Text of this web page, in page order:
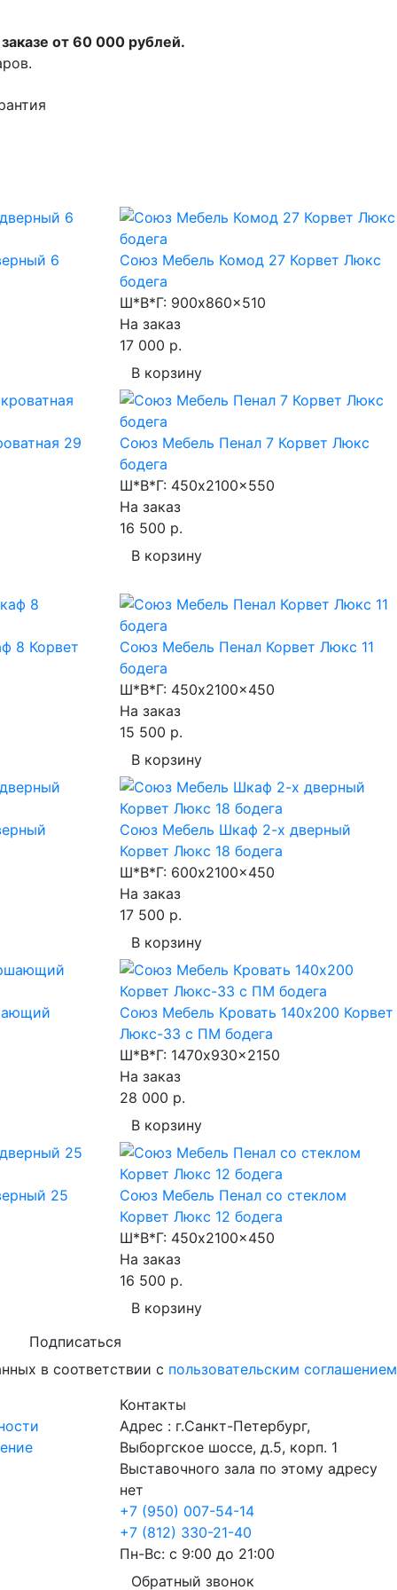
от 60 000 рублей.
6
Союз Мебель Комод 27 Корвет Люкс
бодега
Ш*В*Г:900x860x510
На заказ
17 000 р.
В корзину
29
Союз Мебель Пенал 7 Корвет Люкс
бодега
Ш*В*Г:450x2100x550
На заказ
16 500 р.
В корзину
8 Корвет
Союз Мебель Пенал Корвет Люкс 11
бодега
Ш*В*Г:450x2100x450
На заказ
15 500 р.
В корзину
Союз Мебель Шкаф 2-х дверный
Корвет Люкс 18 бодега
Ш*В*Г:600x2100x450
На заказ
17 500 р.
В корзину
Союз Мебель Кровать 140х200 Корвет
Люкс-33 с ПМ бодега
Ш*В*Г:1470x930x2150
На заказ
28 000 р.
В корзину
25
Союз Мебель Пенал со стеклом
Корвет Люкс 12 бодега
Ш*В*Г:450x2100x450
На заказ
16 500 р.
В корзину
Подписаться
в соответствии с пользовательским соглашением
Контакты
Адрес : г.Санкт-Петербург,
Выборгское шоссе, д.5, корп. 1
Выставочного зала по этому адресу
нет
+7 (950) 007-54-14
+7 (812) 330-21-40
Пн-Вс: с 9:00 до 21:00
Обратный звонок